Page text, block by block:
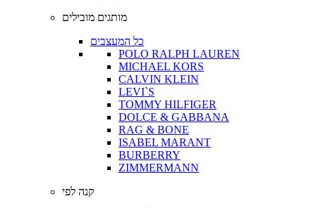
מותגים מובילים
כל המעצבים
POLO RALPH LAUREN
MICHAEL KORS
CALVIN KLEIN
LEVI`S
TOMMY HILFIGER
DOLCE & GABBANA
RAG & BONE
ISABEL MARANT
BURBERRY
ZIMMERMANN
קנה לפי